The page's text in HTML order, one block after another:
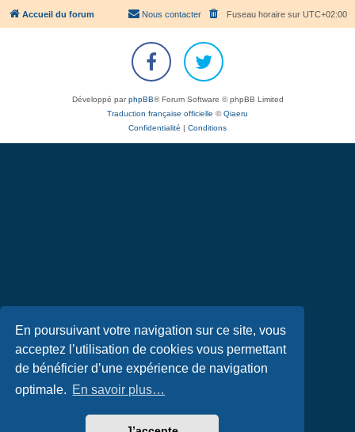
En poursuivant votre navigation sur ce site, vous
acceptez l’utilisation de cookies vous permettant
de bénéficier d’une expérience de navigation
optimale. En savoir plus…
r
Accueil du forum Fuseau horaire sur UTC+02:00
Nous contacter
Développé parphpBB® Forum Software © phpBB Limited
Traduction française officielle ©Qiaeru
Confidentialité | Conditions